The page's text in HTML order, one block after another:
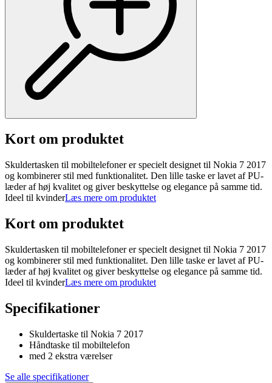
Kort om produktet
Skuldertasken til mobiltelefoner er specielt designet til Nokia 7 2017
og kombinerer stil med funktionalitet. Den lille taske er lavet af PU-
læder af høj kvalitet og giver beskyttelse og elegance på samme tid.
Ideel til kvinderLæs mere om produktet
Kort om produktet
Skuldertasken til mobiltelefoner er specielt designet til Nokia 7 2017
og kombinerer stil med funktionalitet. Den lille taske er lavet af PU-
læder af høj kvalitet og giver beskyttelse og elegance på samme tid.
Ideel til kvinderLæs mere om produktet
Specifikationer
Skuldertaske til Nokia 7 2017
Håndtaske til mobiltelefon
med 2 ekstra værelser
Se alle specifikationer